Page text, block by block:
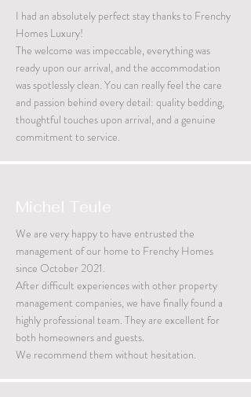
I had an absolutely perfect stay thanks to Frenchy
Homes Luxury!
The welcome was impeccable, everything was
ready upon our arrival, and the accommodation
was spotlessly clean. You can really feel the care
and passion behind every detail: quality bedding,
thoughtful touches upon arrival, and a genuine
commitment to service.
Michel Teule
We are very happy to have entrusted the
management of our home to Frenchy Homes
since October 2021.
After difficult experiences with other property
management companies, we have finally found a
highly professional team. They are excellent for
both homeowners and guests.
We recommend them without hesitation.